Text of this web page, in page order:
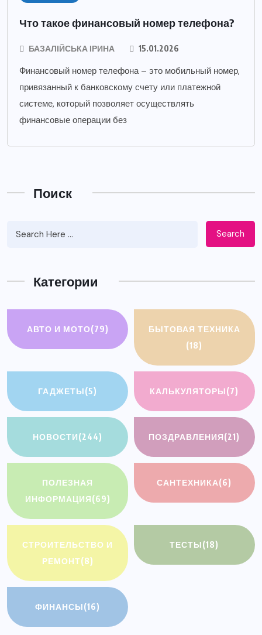
Что такое финансовый номер телефона?
БАЗАЛІЙСЬКА ІРИНА 15.01.2026
Финансовый номер телефона – это мобильный номер,
привязанный к банковскому счету или платежной
системе, который позволяет осуществлять
финансовые операции без
Поиск
Search
Категории
АВТО И МОТО(79)
БЫТОВАЯ ТЕХНИКА
(18)
ГАДЖЕТЫ(5) КАЛЬКУЛЯТОРЫ(7)
НОВОСТИ(244) ПОЗДРАВЛЕНИЯ(21)
ПОЛЕЗНАЯ
ИНФОРМАЦИЯ(69)
САНТЕХНИКА(6)
СТРОИТЕЛЬСТВО И
РЕМОНТ(8)
ТЕСТЫ(18)
ФИНАНСЫ(16)